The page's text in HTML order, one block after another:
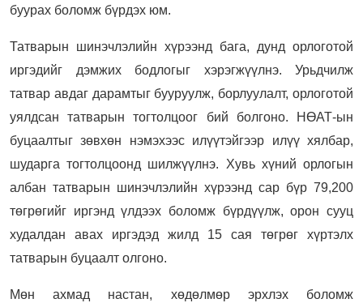
буурах боломж бүрдэх юм.
Татварын шинэчлэлийн хүрээнд бага, дунд орлоготой
иргэдийг дэмжих бодлогыг хэрэгжүүлнэ. Урьдчилж
татвар авдаг дарамтыг бууруулж, борлуулалт, орлоготой
уялдсан татварын тогтолцоог бий болгоно. НӨАТ-ын
буцаалтыг зөвхөн нэмэхээс илүүтэйгээр илүү хялбар,
шударга тогтолцоонд шилжүүлнэ. Хувь хүний орлогын
албан татварын шинэчлэлийн хүрээнд сар бүр 79,200
төгрөгийг иргэнд үлдээх боломж бүрдүүлж, орон сууц
худалдан авах иргэдэд жилд 15 сая төгрөг хүртэлх
татварын буцаалт олгоно.
Мөн ахмад настан, хөдөлмөр эрхлэх боломж